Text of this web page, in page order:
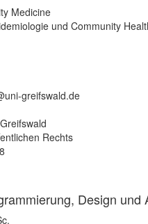
Medicine
und Community
greifswald.de
Rechts
Design und